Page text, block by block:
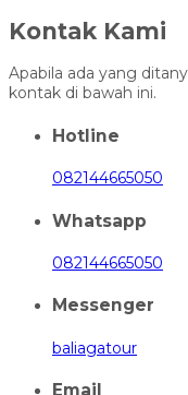
Kontak Kami
Apabila ada yang
kontak di bawah ini.
Hotline
082144665050
Whatsapp
082144665050
Messenger
baliagatour
Email